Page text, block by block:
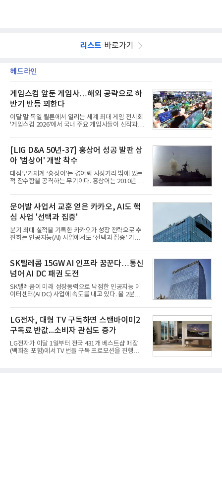
리스트 바로가기
헤드라인
게임스컴 앞둔 게임사…해외 공략으로 하
반기 반등 꾀한다
이달 말 독일 쾰른에서 열리는 세계 최대 게임 전시회
'게임스컴 2026'에서 국내 주요 게임사들이 신작과 글
체별로 엇갈린 가운데 하반기 신작 흥행과 해외 시장
성과가 실적을 좌우할 핵심 변수로 떠오르고 있다.8일
업계에 따르면 올해 상반기 게임업계는 기업별 성적
표가 크게 갈렸다. 대표적으로 크래프톤은 'PUBG: 배
틀그라운드'의 안정적인 성장에 힘입어 상반기 연결
기준 매출 2조6616억원, 영업이익 9725억원으로 역
대 최대 실적을 기록했다. 엔씨도 올해 출시한 '아이온
동기 대
[LIG D&A 50년-37] 홍상어 성공 발판 삼
아 '범상어' 개발 착수
대잠무기체계 ‘홍상어’는 경어뢰 사정거리 밖에 있는
적 잠수함을 공격하는 무기이다. 홍상어는 2010년 넥
이뤄졌다. 이후 2012년 한국형 구축함(KDX-1) 이상
의 함정에 실전 배치됐다.그해 7월 해군은 동해상에서
성능 검증을 위해 홍상어 시험발사를 실시했다. 이때
홍상어가 목표 지점에서 입수한 후 표적을 타격하지
못하고 물속에서 멈춰버리는 예상 밖의 일이 벌어졌
다. 2차 품질확인 사격 시험에서도 만족스러운 결과를
얻지 못했다. 완벽한 신뢰성 확보를 위해 LIG넥스원은
분야를
문어발 사업서 교훈 얻은 카카오, AI도 핵
심 사업 '선택과 집중'
분기 최대 실적을 기록한 카카오가 성장 전략으로 추
진하는 인공지능(AI) 사업에서도 ‘선택과 집중’ 기조
라 투자에 나서는 것과 달리, 카카오는 ‘카카오톡’이
라는 플랫폼 경쟁력을 활용한 AI 에이전트 서비스에
집중하는 전략이다. 과거 무리한 사업 확장 과정에서
겪었던 시행착오를 되풀이하지 않고 핵심 역량에 집
중하겠다는 취지로 풀이된다.7일 업계에 따르면 카카
오는 올해 2분기 연결 기준 매출 2조985억원, 영업이
익 2770억원을 기록했다. 전년 동기 대비 매출과 영업
은 4884억
SK텔레콤 15GW AI 인프라 꿈꾼다…통신
넘어 AI DC 패권 도전
SK텔레콤이 미래 성장동력으로 낙점한 인공지능 데
이터센터(AI DC) 사업에 속도를 내고 있다. 올 2분기
는 2035년까지 총 15GW(기가와트) 규모의 AI DC를
구축하겠다는 대형 청사진을 제시하면서다. 이에 따
라 경쟁 구도 역시 이동통신사인 KT, LG유플러스를
넘어 네이버, 삼성SDS 등 IT 인프라 기업으로 확장되
고 있다.7일 SK텔레콤에 따르면 회사는 올해 2분기
연결 기준 매출 4조 3591억원, 영업이익 5660억원을
기록했다. 매출은 전년 동기 대비 0.5%, 영업이익은
LG전자, 대형 TV 구독하면 스탠바이미2
구독료 반값...소비자 관심도 증가
LG전자가 이달 1일부터 전국 431개 베스트샵 매장
(백화점 포함)에서 TV 번들 구독 프로모션을 진행하고